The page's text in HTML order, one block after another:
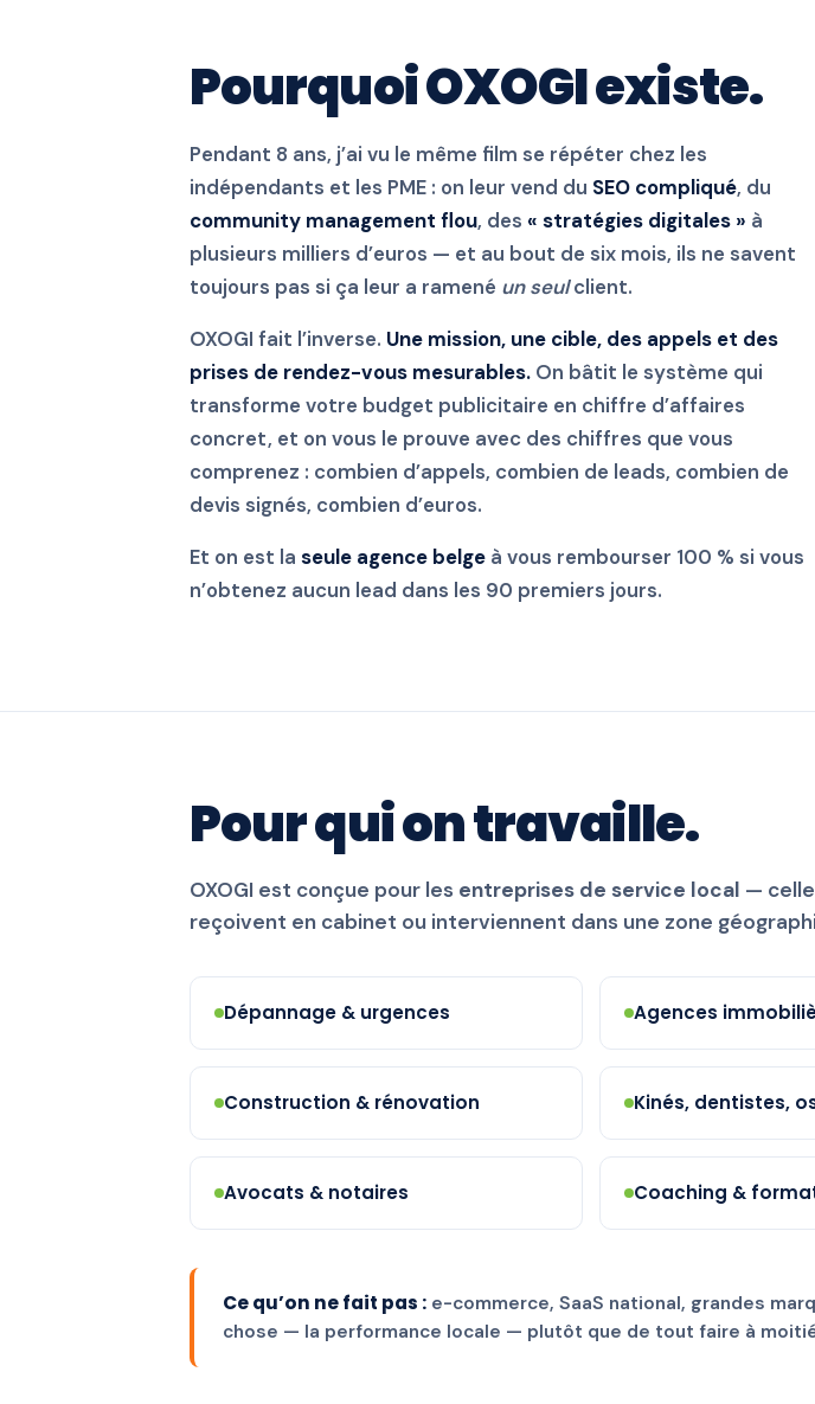
Pourquoi OXOGI existe.
Pendant 8 ans, j’ai vu le même film se répéter chez les
indépendants et les PME : on leur vend du SEO compliqué, du
community management flou, des « stratégies digitales » à
plusieurs milliers d’euros — et au bout de six mois, ils ne savent
toujours pas si ça leur a ramené un seulclient.
OXOGI fait l’inverse. Une mission, une cible, des appels et des
prises de rendez-vous mesurables. On bâtit le système qui
transforme votre budget publicitaire en chiffre d’affaires
concret, et on vous le prouve avec des chiffres que vous
comprenez : combien d’appels, combien de leads, combien de
devis signés, combien d’euros.
Et on est la seule agence belge à vous rembourser 100 % si vous
n’obtenez aucun lead dans les 90 premiers jours.
Pour qui on travaille.
OXOGI est conçue pour les entreprises de service local —
reçoivent en cabinet ou interviennent dans une zone
Dépannage & urgences Agences
Construction & rénovation Kinés, dentistes,
Avocats & notaires Coaching &
Ce qu’on ne fait pas : e-commerce, SaaS national, grandes
chose — la performance locale — plutôt que de tout faire à